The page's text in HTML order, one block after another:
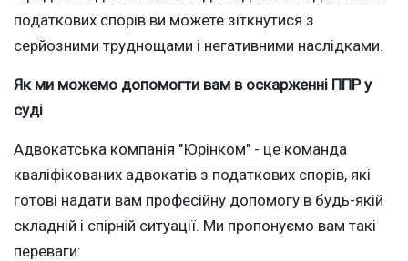
податкових спорів ви можете зіткнутися з
серйозними труднощами і негативними наслідками.
Як ми можемо допомогти вам в оскарженні ППР у
суді
Адвокатська компанія "Юрінком" - це команда
кваліфікованих адвокатів з податкових спорів, які
готові надати вам професійну допомогу в будь-якій
складній і спірній ситуації. Ми пропонуємо вам такі
переваги: